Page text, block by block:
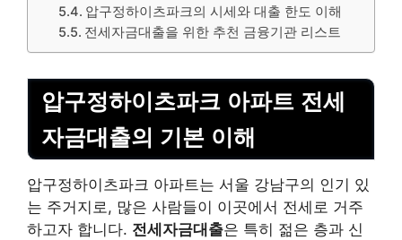
압구정하이츠파크의 시세와 대출 한도 이해
전세자금대출을 위한 추천 금융기관 리스트
압구정하이츠파크 아파트 전세
자금대출의 기본 이해
압구정하이츠파크 아파트는 서울 강남구의 인기 있
는 주거지로, 많은 사람들이 이곳에서 전세로 거주
하고자 합니다. 전세자금대출은 특히 젊은 층과 신